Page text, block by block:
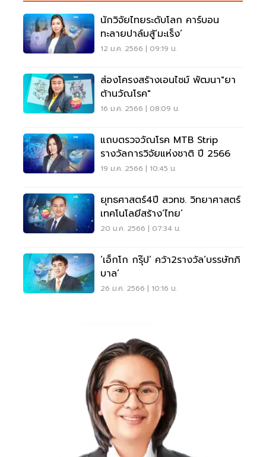
นักวิจัยไทยระดับโลก คาร์บอน
ทะลายปาล์มสู้‘มะเร็ง’
12 ม.ค. 2566 | 09:19 น.
ส่องโครงสร้างเอนไซม์ พัฒนา"ยา
ต้านวัณโรค"
16 ม.ค. 2566 | 08:09 น.
แถบตรวจวัณโรค MTB Strip
รางวัลการวิจัยแห่งชาติ ปี 2566
19 ม.ค. 2566 | 10:45 น.
ยุทธศาสตร์4ปี สวทช. วิทยาศาสตร์
เทคโนโลยีสร้าง‘ไทย’
20 ม.ค. 2566 | 07:34 น.
‘เอ็กโก กรุ๊ป’ คว้า2รางวัล‘บรรษัทภิ
บาล’
26 ม.ค. 2566 | 10:16 น.